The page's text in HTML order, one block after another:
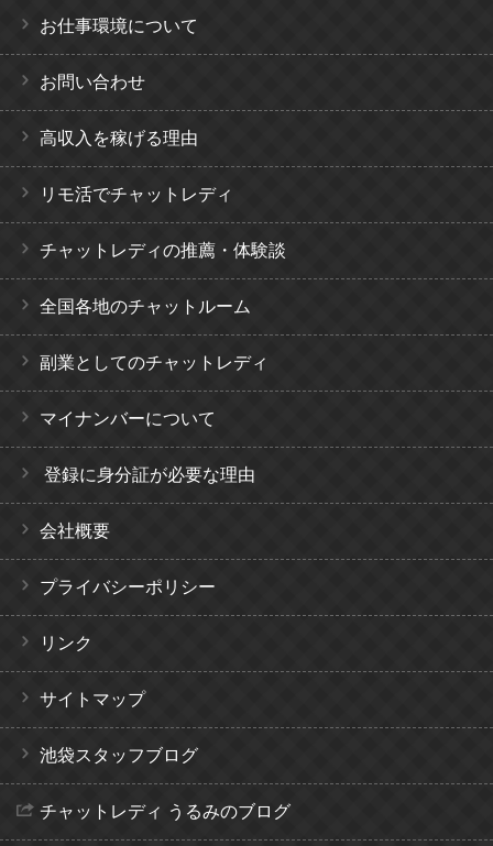
お仕事環境について
お問い合わせ
高収入を稼げる理由
リモ活でチャットレディ
チャットレディの推薦・体験談
全国各地のチャットルーム
副業としてのチャットレディ
マイナンバーについて
登録に身分証が必要な理由
会社概要
プライバシーポリシー
リンク
サイトマップ
池袋スタッフブログ
チャットレディ うるみのブログ